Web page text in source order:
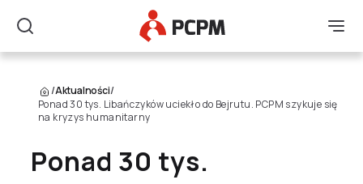
Szukaj
Główne Logo
/Aktualności/
Ponad 30 tys. Libańczyków uciekło do Bejrutu. PCPM szykuje się
na kryzys humanitarny
Ponad 30 tys.